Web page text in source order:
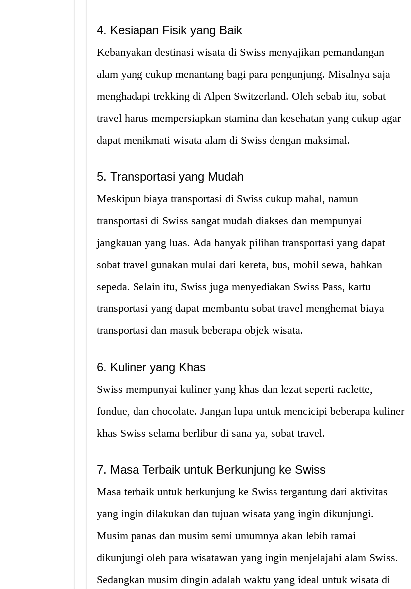
4. Kesiapan Fisik yang Baik
Kebanyakan destinasi wisata di Swiss menyajikan pemandangan
alam yang cukup menantang bagi para pengunjung. Misalnya saja
menghadapi trekking di Alpen Switzerland. Oleh sebab itu, sobat
travel harus mempersiapkan stamina dan kesehatan yang cukup agar
dapat menikmati wisata alam di Swiss dengan maksimal.
5. Transportasi yang Mudah
Meskipun biaya transportasi di Swiss cukup mahal, namun
transportasi di Swiss sangat mudah diakses dan mempunyai
jangkauan yang luas. Ada banyak pilihan transportasi yang dapat
sobat travel gunakan mulai dari kereta, bus, mobil sewa, bahkan
sepeda. Selain itu, Swiss juga menyediakan Swiss Pass, kartu
transportasi yang dapat membantu sobat travel menghemat biaya
transportasi dan masuk beberapa objek wisata.
6. Kuliner yang Khas
Swiss mempunyai kuliner yang khas dan lezat seperti raclette,
fondue, dan chocolate. Jangan lupa untuk mencicipi beberapa kuliner
khas Swiss selama berlibur di sana ya, sobat travel.
7. Masa Terbaik untuk Berkunjung ke Swiss
Masa terbaik untuk berkunjung ke Swiss tergantung dari aktivitas
yang ingin dilakukan dan tujuan wisata yang ingin dikunjungi.
Musim panas dan musim semi umumnya akan lebih ramai
dikunjungi oleh para wisatawan yang ingin menjelajahi alam Swiss.
Sedangkan musim dingin adalah waktu yang ideal untuk wisata di